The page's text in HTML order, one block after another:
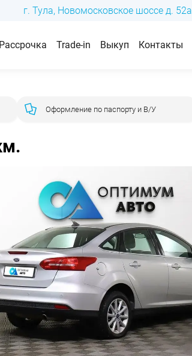
г. Тула, Новомосковское шоссе д. 52а
Рассрочка Trade-in Выкуп Контакты
Оформление по паспорту и В/У